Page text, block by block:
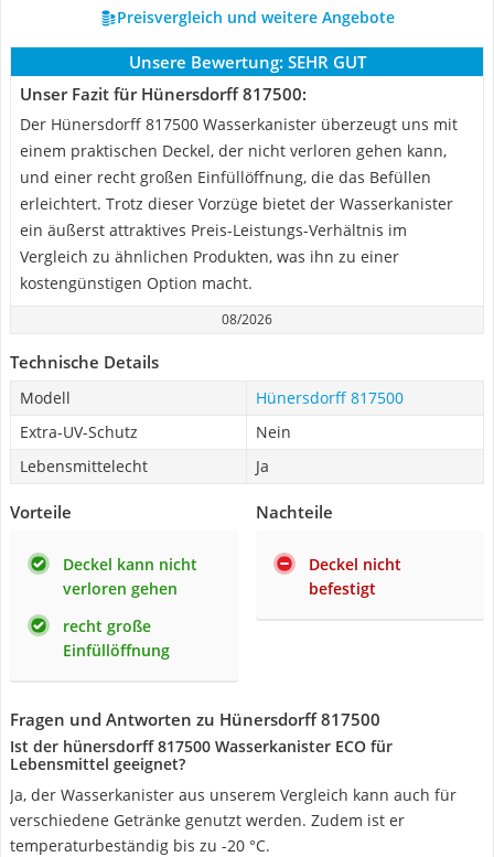
Preisvergleich und weitere Angebote
Unsere Bewertung: SEHR GUT
Unser Fazit für Hünersdorff 817500:
Der Hünersdorff 817500 Wasserkanister überzeugt uns mit
einem praktischen Deckel, der nicht verloren gehen kann,
und einer recht großen Einfüllöffnung, die das Befüllen
erleichtert. Trotz dieser Vorzüge bietet der Wasserkanister
ein äußerst attraktives Preis-Leistungs-Verhältnis im
Vergleich zu ähnlichen Produkten, was ihn zu einer
kostengünstigen Option macht.
08/2026
Technische Details
Modell
Hünersdorff 817500
Extra-UV-Schutz
Nein
Lebensmittelecht
Ja
Vorteile
Deckel kann nicht
verloren gehen
recht große
Einfüllöffnung
Nachteile
Deckel nicht
befestigt
Fragen und Antworten zu Hünersdorff 817500
Ist der hünersdorff 817500 Wasserkanister ECO für
Lebensmittel geeignet?
Ja, der Wasserkanister aus unserem Vergleich kann auch für
verschiedene Getränke genutzt werden. Zudem ist er
temperaturbeständig bis zu -20 °C.